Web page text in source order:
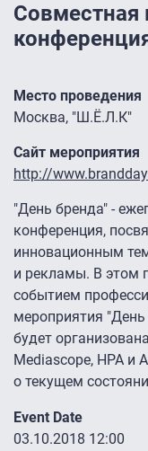
Совместная
Место проведения
Москва, "Ш.Ё.Л.К"
Сайт мероприятия
http://
"День бренда" -
конференция,
инновационным
и рекламы. В этом
событием
мероприятия
будет
Mediascope, НРА и
о текущем
Event Date
03.10.2018 12:00